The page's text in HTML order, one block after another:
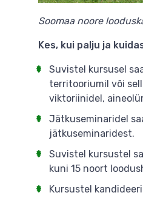
Soomaa noore
Kes, kui palju ja
Suvistel kursusel
territooriumil või
viktoriinidel,
Jätkuseminaridel
jätkuseminaridest.
Suvistel kursustel
kuni 15 noort
Kursustel